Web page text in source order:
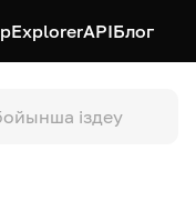
ExplorerAPIБлог